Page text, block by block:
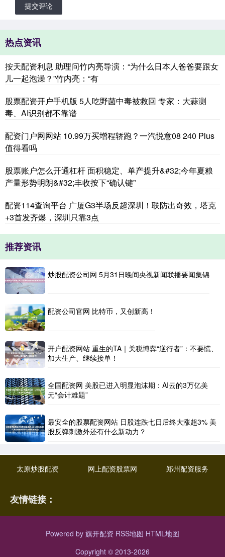
提交评论
热点资讯
按天配资利息 助理问竹内亮导演：“为什么日本人爸爸要跟女
儿一起泡澡？”竹内亮：“有
股票配资开户手机版 5人吃野菌中毒被救回 专家：大蒜测
毒、AI识别都不靠谱
配资门户网网站 10.99万买增程轿跑？一汽悦意08 240 Plus
值得看吗
股票账户怎么开通杠杆 面积稳定、单产提升&#32;今年夏粮
产量形势明朗&#32;丰收按下“确认键”
配资114查询平台 广厦G3半场反超深圳！联防出奇效，塔克
+3首发齐爆，深圳只靠3点
推荐资讯
炒股配资公司网 5月31日晚间央视新闻联播要闻集锦
配资公司官网 比特币，又创新高！
开户配资网站 重生的TA｜关税博弈“逆行者”：不要慌、
加大生产、继续接单！
全国配资网 美股已进入明显泡沫期：AI云的3万亿美
元“会计难题”
最安全的股票配资网站 日股连跌七日后终大涨超3% 美
股反弹刺激外还有什么新动力？
太原炒股配资 网上配资股票网 郑州配资服务
友情链接：
Powered by 旗开配资 RSS地图 HTML地图
Copyright © 2013-2026